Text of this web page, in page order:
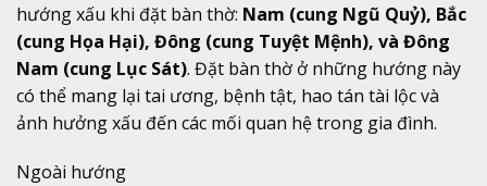
hướng xấu khi đặt bàn thờ: Nam (cung Ngũ Quỷ), Bắc
(cung Họa Hại), Đông (cung Tuyệt Mệnh), và Đông
Nam (cung Lục Sát). Đặt bàn thờ ở những hướng này
có thể mang lại tai ương, bệnh tật, hao tán tài lộc và
ảnh hưởng xấu đến các mối quan hệ trong gia đình.
Ngoài hướng